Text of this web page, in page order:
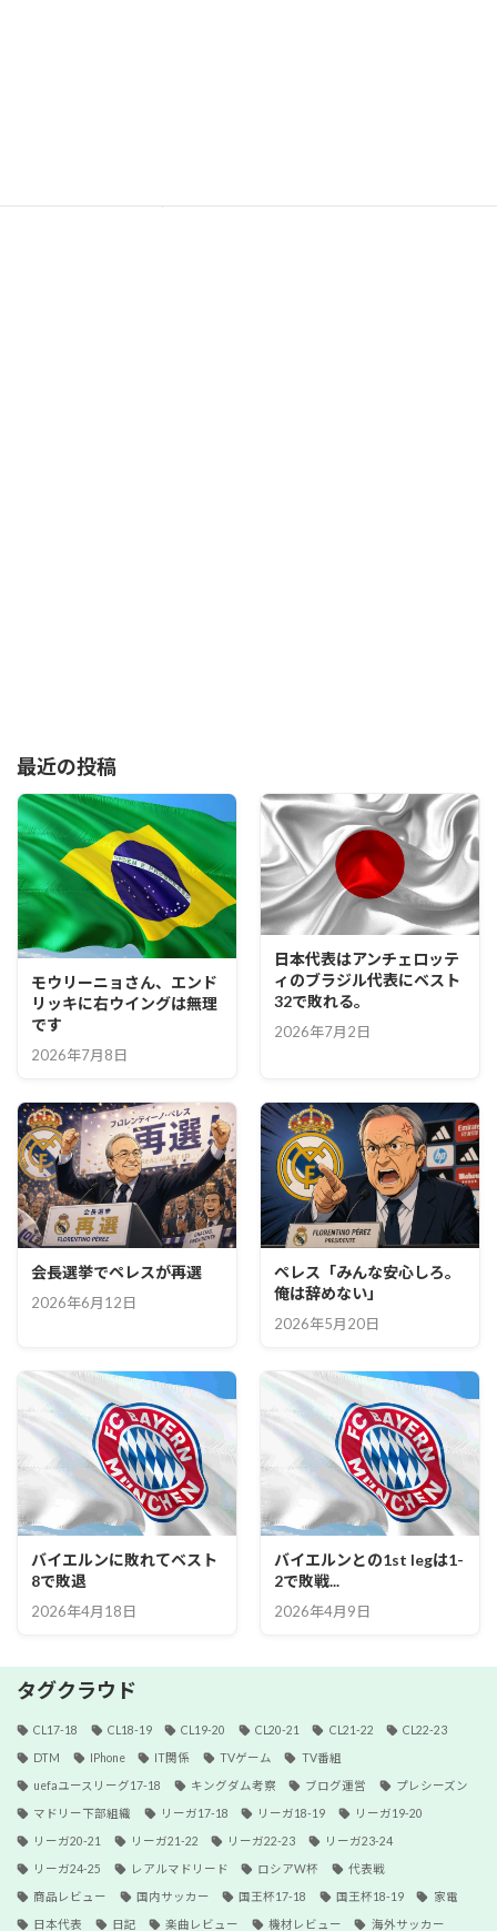
最近の投稿
モウリーニョさん、エンド
リッキに右ウイングは無理
です
2026年7月8日
日本代表はアンチェロッテ
ィのブラジル代表にベスト
32で敗れる。
2026年7月2日
会長選挙でペレスが再選
2026年6月12日
ペレス「みんな安心しろ。
俺は辞めない」
2026年5月20日
バイエルンに敗れてベスト
8で敗退
2026年4月18日
バイエルンとの1st legは1-
2で敗戦...
2026年4月9日
タグクラウド
CL17-18 CL18-19 CL19-20 CL20-21 CL21-22 CL22-23
DTM IPhone IT関係 TVゲーム TV番組
uefaユースリーグ17-18 キングダム考察 ブログ運営 プレシーズン
マドリー下部組織 リーガ17-18 リーガ18-19 リーガ19-20
リーガ20-21 リーガ21-22 リーガ22-23 リーガ23-24
リーガ24-25 レアルマドリード ロシアW杯 代表戦
商品レビュー 国内サッカー 国王杯17-18 国王杯18-19 家電
日本代表 日記 楽曲レビュー 機材レビュー 海外サッカー